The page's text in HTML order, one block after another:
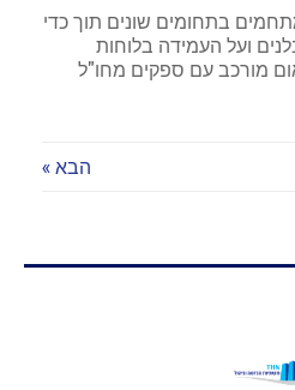
בתחומים שונים תוך כדי
ועל העמידה בלוחות
מורכב עם ספקים מחו"ל
הבא »